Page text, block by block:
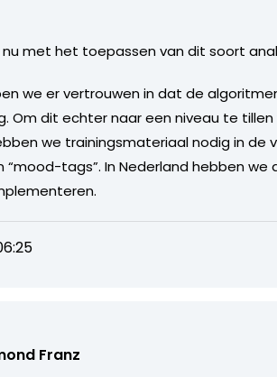
nu met het toepassen van dit soort
we er vertrouwen in dat de
Om dit echter naar een niveau te
we trainingsmateriaal nodig in
“mood-tags”. In Nederland hebben
Franz